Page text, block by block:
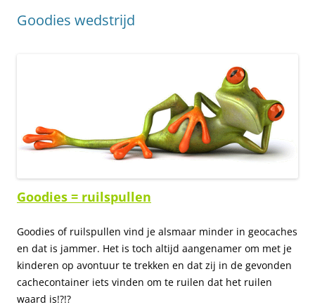
Goodies wedstrijd
Goodies = ruilspullen
Goodies of ruilspullen vind je alsmaar minder in geocaches
en dat is jammer. Het is toch altijd aangenamer om met je
kinderen op avontuur te trekken en dat zij in de gevonden
cachecontainer iets vinden om te ruilen dat het ruilen
waard is!?!?